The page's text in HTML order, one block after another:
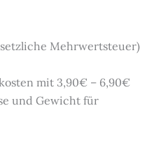
Mehrwertsteuer)
mit 3,90€ – 6,90€
und Gewicht für